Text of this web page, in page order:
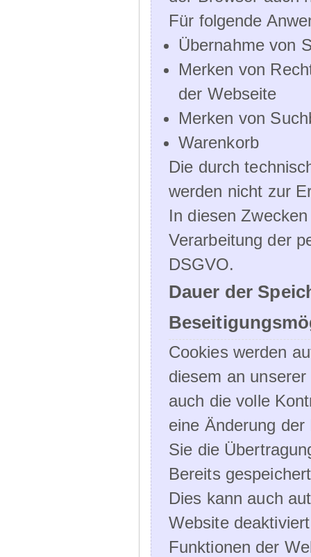
Für folgende
Übernahme von
Merken von
der Webseite
Merken von
Warenkorb
Die durch
werden nicht zur
In diesen
Verarbeitung der
DSGVO.
Dauer der
Cookies werden
diesem an
auch die volle
eine Änderung
Sie die
Bereits
Dies kann auch
Website
Funktionen der